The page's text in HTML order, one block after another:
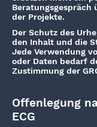
Beratungsgespräch
der Projekte.
Der Schutz des
den Inhalt und die
Jede Verwendung
oder Daten bedarf
Zustimmung der
Offenlegung
ECG